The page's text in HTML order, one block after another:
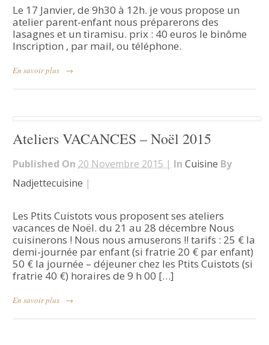
Le 17 Janvier, de 9h30 à 12h. je vous propose un
atelier parent-enfant nous préparerons des
lasagnes et un tiramisu. prix : 40 euros le binôme
Inscription , par mail, ou téléphone.
En savoir plus →
Ateliers VACANCES – Noël 2015
Published On 20 Novembre 2015 | In Cuisine By
Nadjettecuisine |
Les Ptits Cuistots vous proposent ses ateliers
vacances de Noël. du 21 au 28 décembre Nous
cuisinerons ! Nous nous amuserons !! tarifs : 25 € la
demi-journée par enfant (si fratrie 20 € par enfant)
50 € la journée – déjeuner chez les Ptits Cuistots (si
fratrie 40 €) horaires de 9 h 00 […]
En savoir plus →